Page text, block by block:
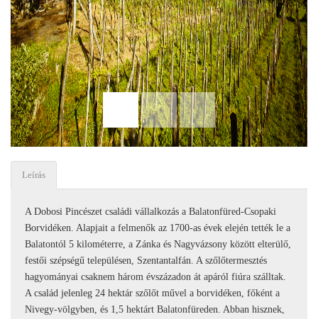
Leírás
A Dobosi Pincészet családi vállalkozás a Balatonfüred-Csopaki
Borvidéken. Alapjait a felmenők az 1700-as évek elején tették le a
Balatontól 5 kilométerre, a Zánka és Nagyvázsony között elterülő,
festői szépségű településen, Szentantalfán. A szőlőtermesztés
hagyományai csaknem három évszázadon át apáról fiúra szálltak.
A család jelenleg 24 hektár szőlőt művel a borvidéken, főként a
Nivegy-völgyben, és 1,5 hektárt Balatonfüreden. Abban hisznek,